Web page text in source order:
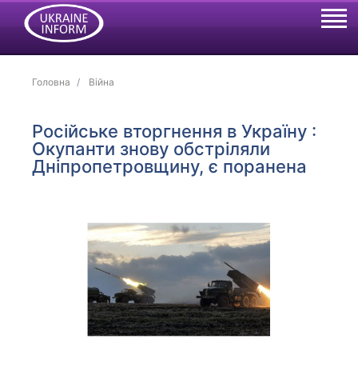
Головна Війна
Російське вторгнення в Україну :
Окупанти знову обстріляли
Дніпропетровщину, є поранена